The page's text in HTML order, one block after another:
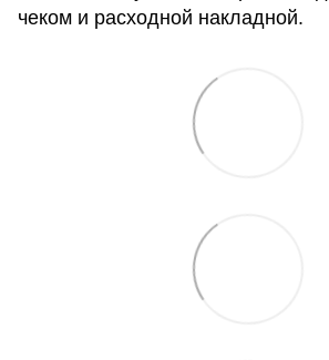
чеком и расходной накладной.